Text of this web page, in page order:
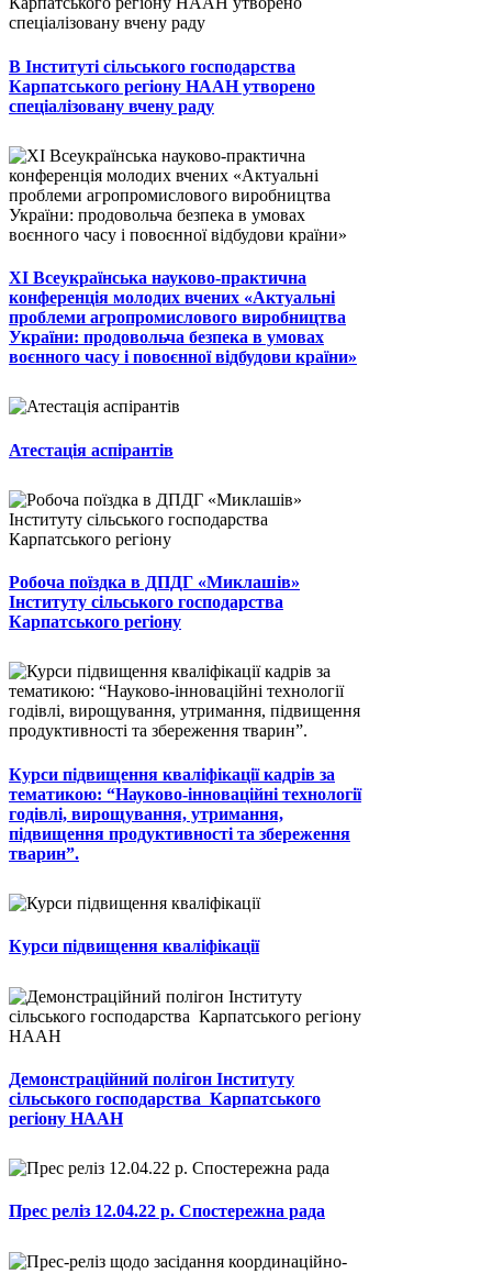
В Інституті сільського господарства
Карпатського регіону НААН утворено
спеціалізовану вчену раду
ХІ Всеукраїнська науково-практична
конференція молодих вчених «Актуальні
проблеми агропромислового виробництва
України: продовольча безпека в умовах
воєнного часу і повоєнної відбудови країни»
Атестація аспірантів
Робоча поїздка в ДПДГ «Миклашів»
Інституту сільського господарства
Карпатського регіону
Курси підвищення кваліфікації кадрів за
тематикою: “Науково-інноваційні технології
годівлі, вирощування, утримання,
підвищення продуктивності та збереження
тварин”.
Курси підвищення кваліфікації
Демонстраційний полігон Інституту
сільського господарства Карпатського
регіону НААН
Прес реліз 12.04.22 р. Спостережна рада